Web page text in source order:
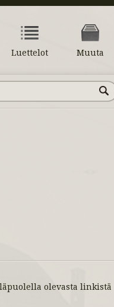
Luettelot Muuta
olevasta linkistä